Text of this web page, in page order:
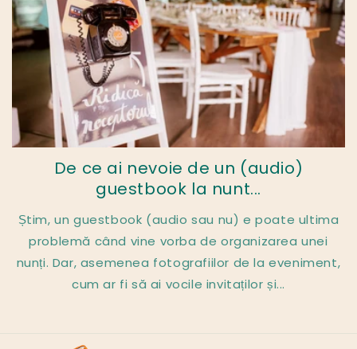
De ce ai nevoie de un (audio)
guestbook la nunt...
Știm, un guestbook (audio sau nu) e poate ultima
problemă când vine vorba de organizarea unei
nunți. Dar, asemenea fotografiilor de la eveniment,
cum ar fi să ai vocile invitaților și...